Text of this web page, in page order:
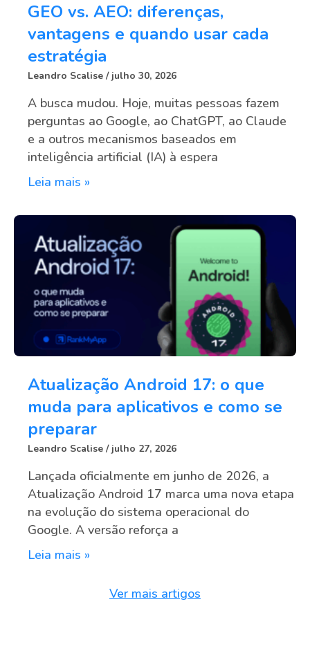
GEO vs. AEO: diferenças,
vantagens e quando usar cada
estratégia
Leandro Scalise julho 30, 2026
A busca mudou. Hoje, muitas pessoas fazem
perguntas ao Google, ao ChatGPT, ao Claude
e a outros mecanismos baseados em
inteligência artificial (IA) à espera
Leia mais »
Atualização Android 17: o que
muda para aplicativos e como se
preparar
Leandro Scalise julho 27, 2026
Lançada oficialmente em junho de 2026, a
Atualização Android 17 marca uma nova etapa
na evolução do sistema operacional do
Google. A versão reforça a
Leia mais »
Ver mais artigos